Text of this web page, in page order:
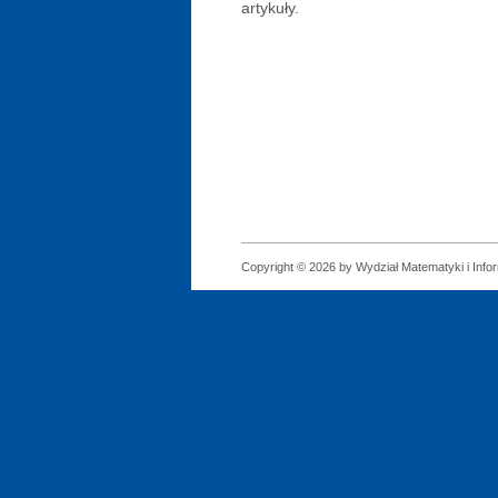
artykuły.
Copyright © 2026 by Wydział Matematyki i